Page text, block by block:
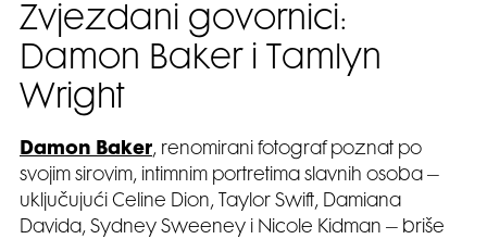
Zvjezdani govornici:
Damon Baker i Tamlyn
Wright
Damon Baker, renomirani fotograf poznat po
svojim sirovim, intimnim portretima slavnih osoba –
uključujući Celine Dion, Taylor Swift, Damiana
Davida, Sydney Sweeney i Nicole Kidman – briše